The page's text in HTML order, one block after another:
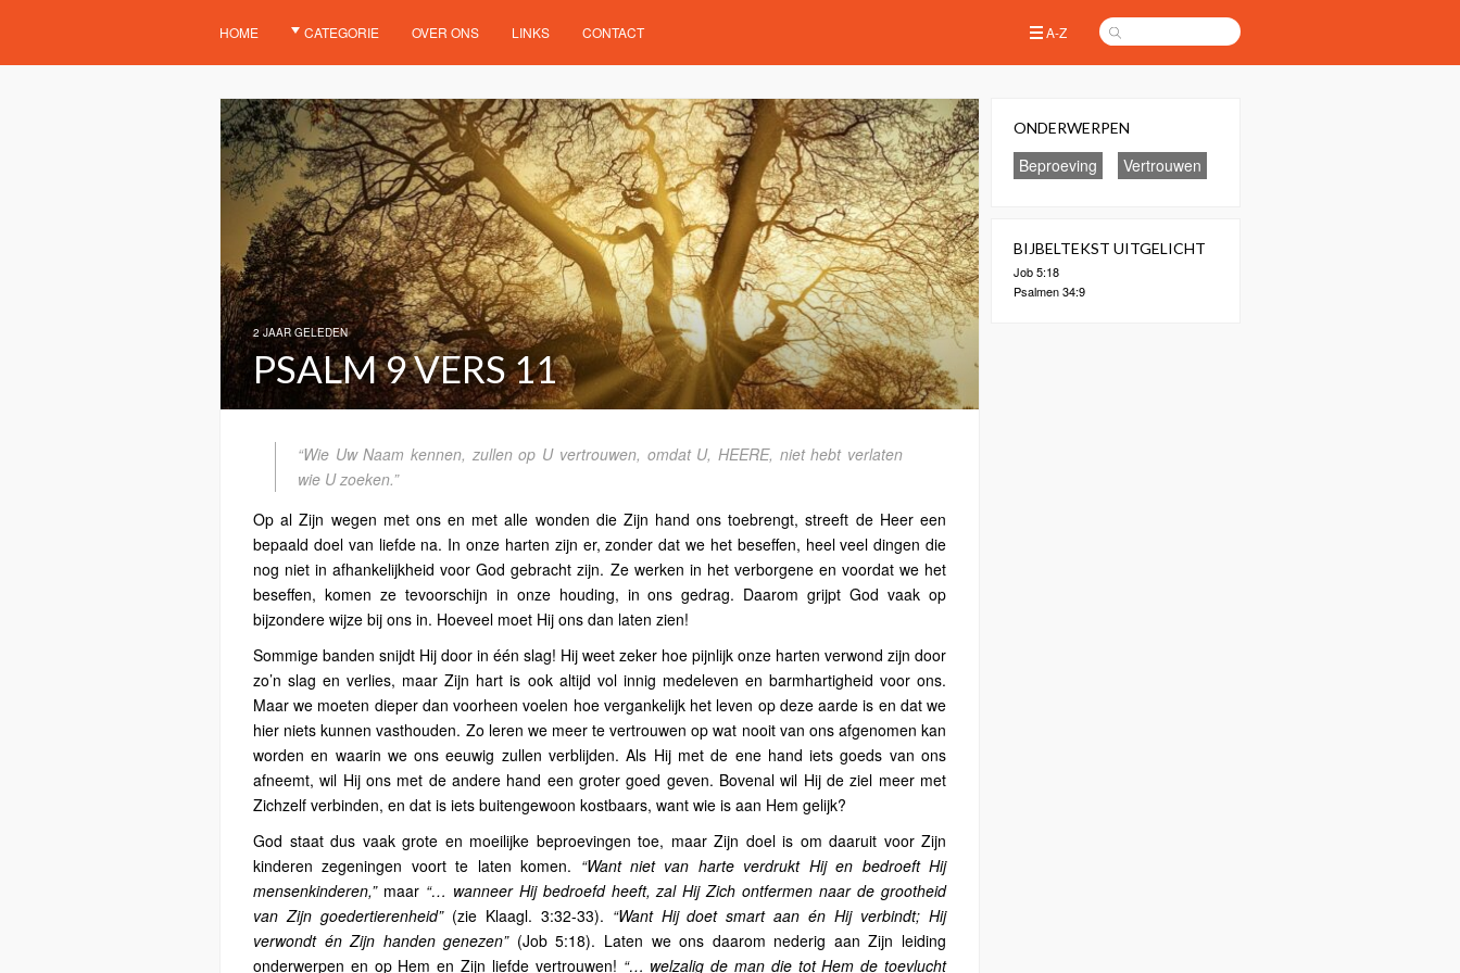
HOME CATEGORIE OVER ONS LINKS CONTACT A-Z
2 JAAR GELEDEN
PSALM 9 VERS 11
“Wie Uw Naam kennen, zullen op U vertrouwen, omdat U, HEERE, niet hebt verlaten
wie U zoeken.”
Op al Zijn wegen met ons en met alle wonden die Zijn hand ons toebrengt, streeft de Heer een
bepaald doel van liefde na. In onze harten zijn er, zonder dat we het beseffen, heel veel dingen die
nog niet in afhankelijkheid voor God gebracht zijn. Ze werken in het verborgene en voordat we het
beseffen, komen ze tevoorschijn in onze houding, in ons gedrag. Daarom grijpt God vaak op
bijzondere wijze bij ons in. Hoeveel moet Hij ons dan laten zien!
Sommige banden snijdt Hij door in één slag! Hij weet zeker hoe pijnlijk onze harten verwond zijn door
zo’n slag en verlies, maar Zijn hart is ook altijd vol innig medeleven en barmhartigheid voor ons.
Maar we moeten dieper dan voorheen voelen hoe vergankelijk het leven op deze aarde is en dat we
hier niets kunnen vasthouden. Zo leren we meer te vertrouwen op wat nooit van ons afgenomen kan
worden en waarin we ons eeuwig zullen verblijden. Als Hij met de ene hand iets goeds van ons
afneemt, wil Hij ons met de andere hand een groter goed geven. Bovenal wil Hij de ziel meer met
Zichzelf verbinden, en dat is iets buitengewoon kostbaars, want wie is aan Hem gelijk?
God staat dus vaak grote en moeilijke beproevingen toe, maar Zijn doel is om daaruit voor Zijn
kinderen zegeningen voort te laten komen. “Want niet van harte verdrukt Hij en bedroeft Hij
mensenkinderen,”maar “… wanneer Hij bedroefd heeft, zal Hij Zich ontfermen naar de grootheid
van Zijn goedertierenheid”(zie Klaagl. 3:32-33). “Want Hij doet smart aan én Hij verbindt; Hij
verwondt én Zijn handen genezen”(Job 5:18). Laten we ons daarom nederig aan Zijn leiding
onderwerpen en op Hem en Zijn liefde vertrouwen! “… welzalig de man die tot Hem de toevlucht
ONDERWERPEN
Beproeving Vertrouwen
BIJBELTEKST UITGELICHT
Job 5:18
Psalmen 34:9